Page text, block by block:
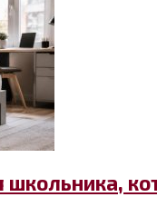
школьника,